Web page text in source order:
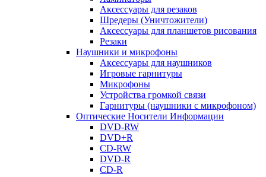
Аксессуары для резаков
Шредеры (Уничтожители)
Аксессуары для планшетов рисования
Резаки
Наушники и микрофоны
Аксессуары для наушников
Игровые гарнитуры
Микрофоны
Устройства громкой связи
Гарнитуры (наушники с микрофоном)
Оптические Носители Информации
DVD-RW
DVD+R
CD-RW
DVD-R
CD-R